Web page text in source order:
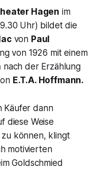
Hagen im
Uhr) bildet die
von Paul
von 1926 mit einem
nach der Erzählung
E.T.A. Hoffmann.
Käufer dann
diese Weise
können, klingt
motivierten
Goldschmied